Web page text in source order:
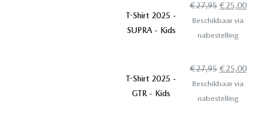
T-Shirt 2025 -
SUPRA - Kids
€27,95 €25,00
Beschikbaar via
nabestelling
T-Shirt 2025 -
GTR - Kids
€27,95 €25,00
Beschikbaar via
nabestelling